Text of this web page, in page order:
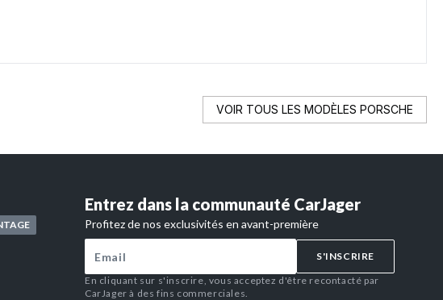
VOIR TOUS LES MODÈLES PORSCHE
Entrez dans la communauté CarJager
Profitez de nos exclusivités en avant-première
S'INSCRIRE
En cliquant sur s'inscrire, vous acceptez d'être recontacté par
CarJager à des fins commerciales.